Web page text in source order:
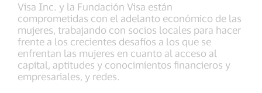
Visa Inc. y la Fundación Visa están
comprometidas con el adelanto económico de las
mujeres, trabajando con socios locales para hacer
frente a los crecientes desafíos a los que se
enfrentan las mujeres en cuanto al acceso al
capital, aptitudes y conocimientos financieros y
empresariales, y redes.